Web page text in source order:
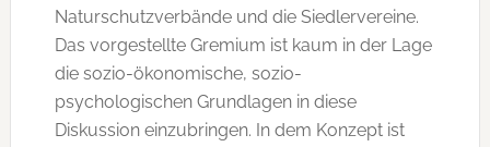
Naturschutzverbände und die Siedlervereine.
Das vorgestellte Gremium ist kaum in der Lage
die sozio-ökonomische, sozio-
psychologischen Grundlagen in diese
Diskussion einzubringen. In dem Konzept ist